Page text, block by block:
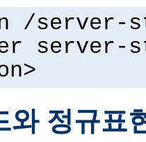
/server-
server-
와 정규표